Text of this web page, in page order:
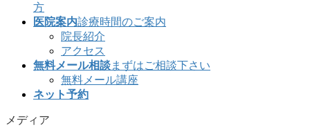
方
医院案内診療時間のご案内
院長紹介
アクセス
無料メール相談まずはご相談下さい
無料メール講座
ネット予約
メディア